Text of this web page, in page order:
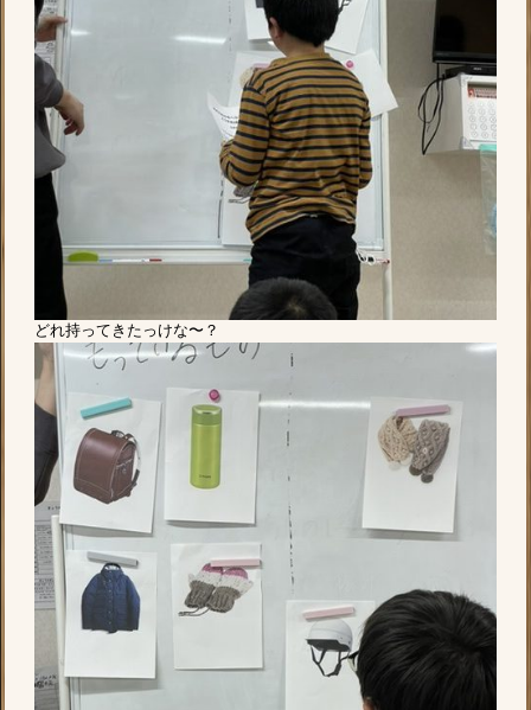
どれ持ってきたっけな〜？